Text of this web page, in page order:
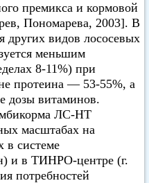
премикса и кормовой
Пономарева, 2003]. В
других видов лососевых
меньшим
8-11%) при
протеина — 53-55%, а
дозы витаминов.
ЛС-НТ
масштабах на
в системе
и в ТИНРО-центре (г.
потребностей